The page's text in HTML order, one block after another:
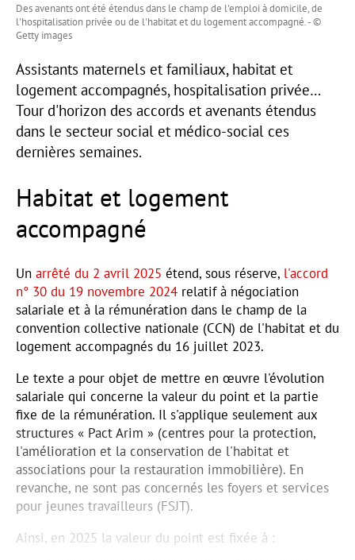
Des avenants ont été étendus dans le champ de l'emploi à domicile, de
l'hospitalisation privée ou de l'habitat et du logement accompagné. - ©
Getty images
Assistants maternels et familiaux, habitat et
logement accompagnés, hospitalisation privée…
Tour d'horizon des accords et avenants étendus
dans le secteur social et médico-social ces
dernières semaines.
Habitat et logement
accompagné
Un arrêté du 2 avril 2025 étend, sous réserve, l'accord
n° 30 du 19 novembre 2024 relatif à négociation
salariale et à la rémunération dans le champ de la
convention collective nationale (CCN) de l'habitat et du
logement accompagnés du 16 juillet 2023.
Le texte a pour objet de mettre en œuvre l'évolution
salariale qui concerne la valeur du point et la partie
fixe de la rémunération. Il s'applique seulement aux
structures « Pact Arim » (centres pour la protection,
l'amélioration et la conservation de l'habitat et
associations pour la restauration immobilière). En
revanche, ne sont pas concernés les foyers et services
pour jeunes travailleurs (FSJT).
Ainsi, en 2025 la valeur du point est fixée à :